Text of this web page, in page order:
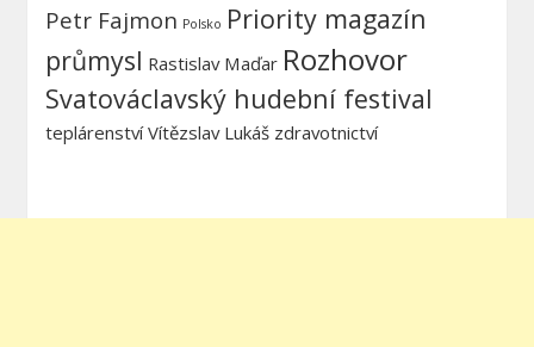
Petr Fajmon Polsko Priority magazín
průmysl Rastislav Maďar Rozhovor
Svatováclavský hudební festival
teplárenství Vítězslav Lukáš zdravotnictví